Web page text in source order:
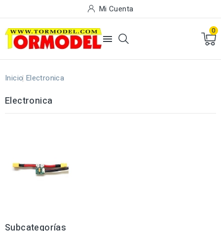
Mi Cuenta

0
Inicio Electronica
Electronica
Subcategorías